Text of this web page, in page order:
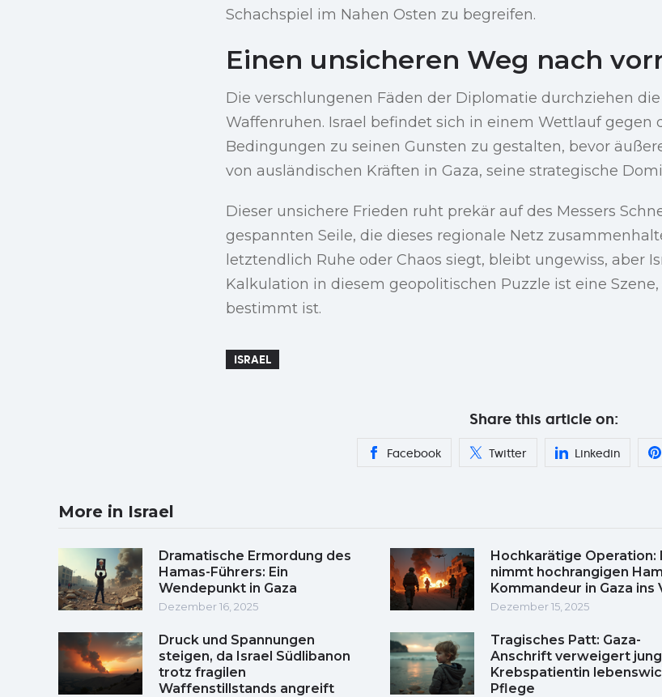
Schachspiel im Nahen Osten zu begreifen.
Einen unsicheren Weg nach
Die verschlungenen Fäden der Diplomatie durchziehen
Waffenruhen. Israel befindet sich in einem Wettlauf gegen
Bedingungen zu seinen Gunsten zu gestalten, bevor
von ausländischen Kräften in Gaza, seine strategische
Dieser unsichere Frieden ruht prekär auf des Messers
gespannten Seile, die dieses regionale Netz
letztendlich Ruhe oder Chaos siegt, bleibt ungewiss, aber
Kalkulation in diesem geopolitischen Puzzle ist eine
bestimmt ist.
ISRAEL
Share this article on:
Facebook Twitter Linkedin
More in Israel
Dramatische Ermordung des
Hamas-Führers: Ein
Wendepunkt in Gaza
Dezember 16, 2025
Hochkarätige Operation:
nimmt hochrangigen
Kommandeur in Gaza ins
Dezember 15, 2025
Druck und Spannungen
steigen, da Israel Südlibanon
trotz fragilen
Waffenstillstands angreift
Tragisches Patt: Gaza-
Anschrift verweigert
Krebspatientin
Pflege